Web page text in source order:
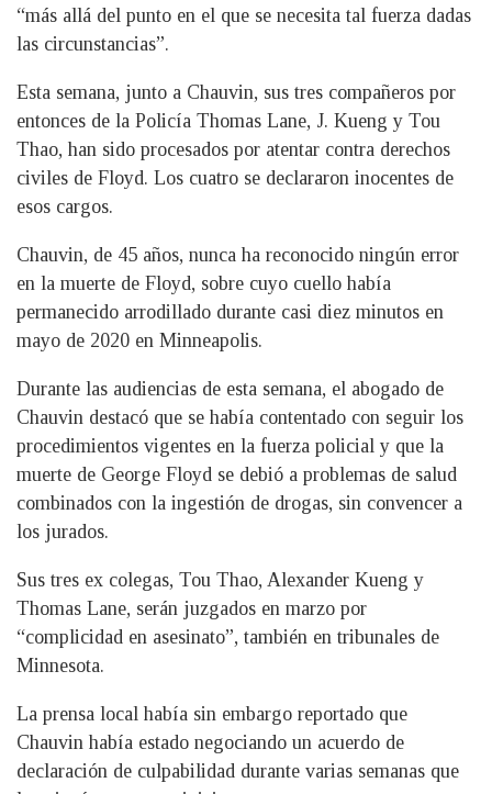
“más allá del punto en el que se necesita tal fuerza dadas
las circunstancias”.
Esta semana, junto a Chauvin, sus tres compañeros por
entonces de la Policía Thomas Lane, J. Kueng y Tou
Thao, han sido procesados por atentar contra derechos
civiles de Floyd. Los cuatro se declararon inocentes de
esos cargos.
Chauvin, de 45 años, nunca ha reconocido ningún error
en la muerte de Floyd, sobre cuyo cuello había
permanecido arrodillado durante casi diez minutos en
mayo de 2020 en Minneapolis.
Durante las audiencias de esta semana, el abogado de
Chauvin destacó que se había contentado con seguir los
procedimientos vigentes en la fuerza policial y que la
muerte de George Floyd se debió a problemas de salud
combinados con la ingestión de drogas, sin convencer a
los jurados.
Sus tres ex colegas, Tou Thao, Alexander Kueng y
Thomas Lane, serán juzgados en marzo por
“complicidad en asesinato”, también en tribunales de
Minnesota.
La prensa local había sin embargo reportado que
Chauvin había estado negociando un acuerdo de
declaración de culpabilidad durante varias semanas que